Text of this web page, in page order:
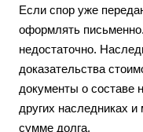
Если спор уже
оформлять
недостаточно.
доказательства
документы о составе
других наследниках
сумме долга.